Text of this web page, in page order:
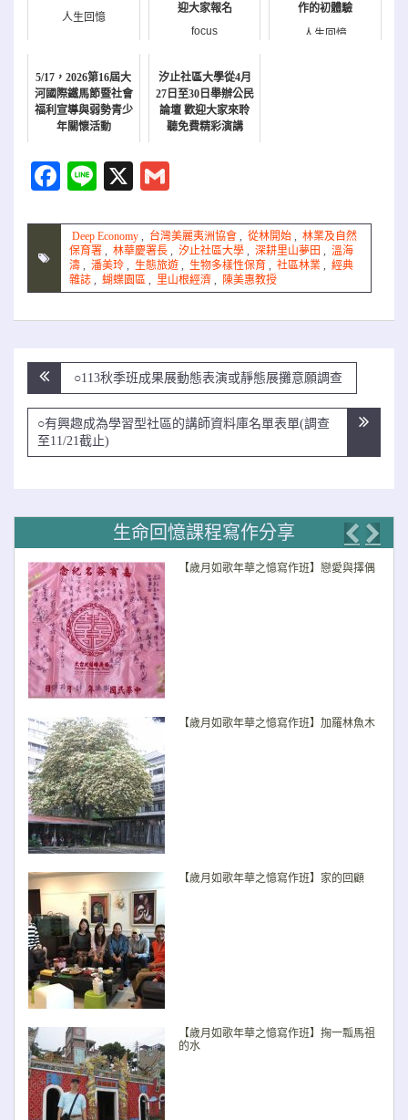
人生回憶
迎大家報名
focus
作的初體驗
人生回憶
5/17，2026第16屆大
河國際鐵馬節暨社會
福利宣導與弱勢青少
年關懷活動
汐止社區大學從4月
27日至30日舉辦公民
論壇 歡迎大家來聆
聽免費精彩演講
Facebook
LineX
Deep Economy , 台灣美麗夷洲協會 , 從林開始 , 林業及自然
保育署 , 林華慶署長 , 汐止社區大學 , 深耕里山夢田 , 溫海
濤 , 潘美玲 , 生態旅遊 , 生物多樣性保育 , 社區林業 , 經典
雜誌 , 蝴蝶園區 , 里山根經濟 , 陳美惠教授
文
章
導
覽
○113秋季班成果展動態表演或靜態展攤意願調查
○有興趣成為學習型社區的講師資料庫名單表單(調查
至11/21截止)
生命回憶課程寫作分享
【歲月如歌年華之憶寫作班】戀愛與擇偶
【歲月如歌年華之憶寫作班】加羅林魚木
【歲月如歌年華之憶寫作班】家的回顧
【歲月如歌年華之憶寫作班】掬一瓢馬祖
的水